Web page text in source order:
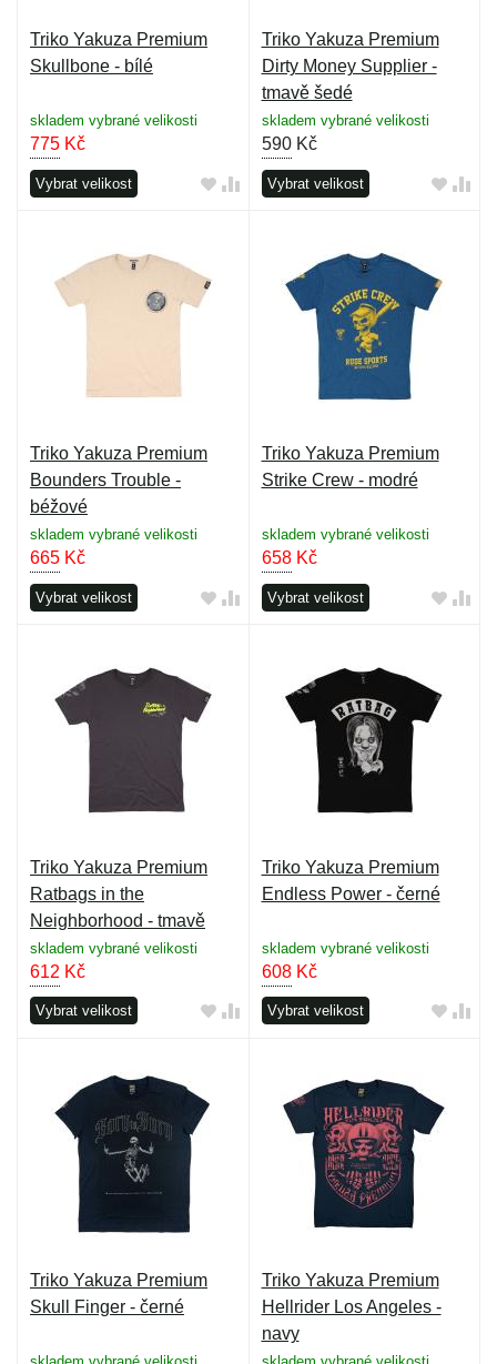
Triko Yakuza Premium
Skullbone - bílé
skladem vybrané velikosti
775 Kč
Vybrat velikost
Triko Yakuza Premium
Dirty Money Supplier -
tmavě šedé
skladem vybrané velikosti
590Kč
Vybrat velikost
Triko Yakuza Premium
Bounders Trouble -
béžové
skladem vybrané velikosti
665 Kč
Vybrat velikost
Triko Yakuza Premium
Strike Crew - modré
skladem vybrané velikosti
658Kč
Vybrat velikost
Triko Yakuza Premium
Ratbags in the
Neighborhood - tmavě
šedé
skladem vybrané velikosti
612 Kč
Vybrat velikost
Triko Yakuza Premium
Endless Power - černé
skladem vybrané velikosti
608Kč
Vybrat velikost
Triko Yakuza Premium
Skull Finger - černé
Triko Yakuza Premium
Hellrider Los Angeles -
navy